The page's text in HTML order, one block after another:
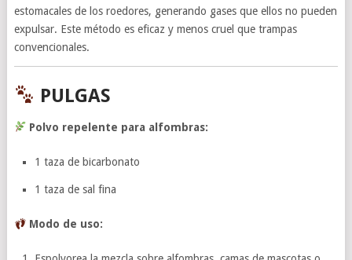
estomacales de los roedores, generando gases que ellos no pueden
expulsar. Este método es eficaz y menos cruel que trampas
convencionales.
PULGAS
Polvo repelente para alfombras:
1 taza de bicarbonato
1 taza de sal fina
Modo de uso: